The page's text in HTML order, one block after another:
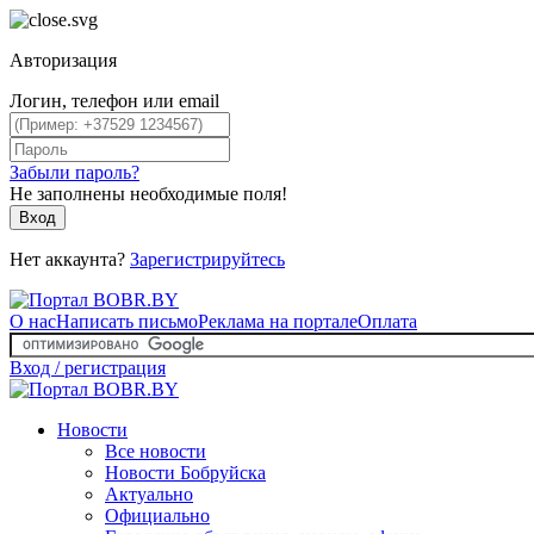
Авторизация
Логин, телефон или email
Забыли пароль?
Не заполнены необходимые поля!
Вход
Нет аккаунта? Зарегистрируйтесь
О насНаписать письмоРеклама на порталеОплата
Вход / регистрация
Новости
Все новости
Новости Бобруйска
Актуально
Официально